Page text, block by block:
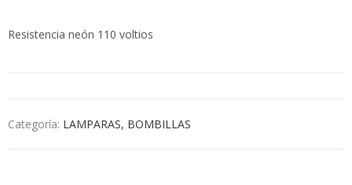
Resistencia neón 110 voltios
Categoría: LAMPARAS, BOMBILLAS